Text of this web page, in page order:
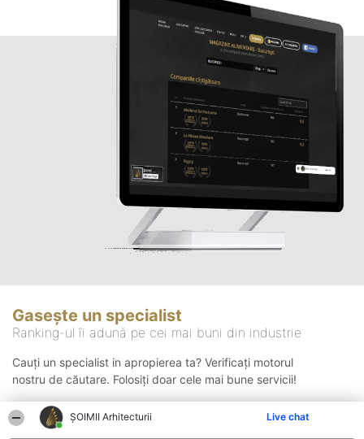
ȘOIMII Arhitecturii Live chat
Gasește un specialist
Ranking-ul îi adună pe cei mai buni din industrie
Cauți un specialist in apropierea ta? Verificați motorul
nostru de căutare. Folosiți doar cele mai bune servicii!